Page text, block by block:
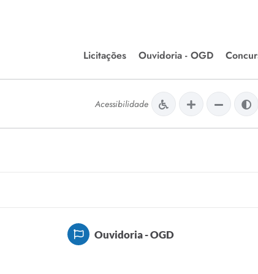
Licitações
Editais de Licitações
Chamamentos Públicos
Ouvidoria - OGD
Meio Ambiente
Normas Jurídicas
Acessibilidade
Ouvidoria - OGD